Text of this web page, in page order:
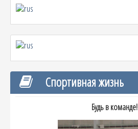
Спортивная жизнь
Будь в команде!